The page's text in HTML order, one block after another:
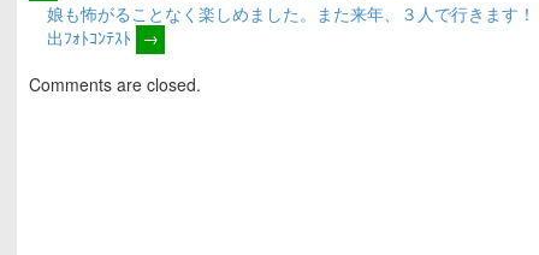
娘も怖がることなく楽しめました。また来年、３人で行きます
出ﾌｫﾄｺﾝﾃｽﾄ →
Comments are closed.